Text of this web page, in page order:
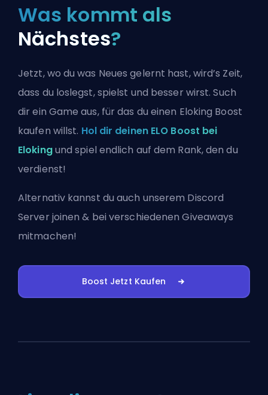
Was kommt als
Nächstes?
Jetzt, wo du was Neues gelernt hast, wird’s Zeit,
dass du loslegst, spielst und besser wirst. Such
dir ein Game aus, für das du einen Eloking Boost
kaufen willst. Hol dir deinen ELO Boost bei
Elokingund spiel endlich auf dem Rank, den du
verdienst!
Alternativ kannst du auch unserem Discord
Server joinen & bei verschiedenen Giveaways
mitmachen!
Boost Jetzt Kaufen